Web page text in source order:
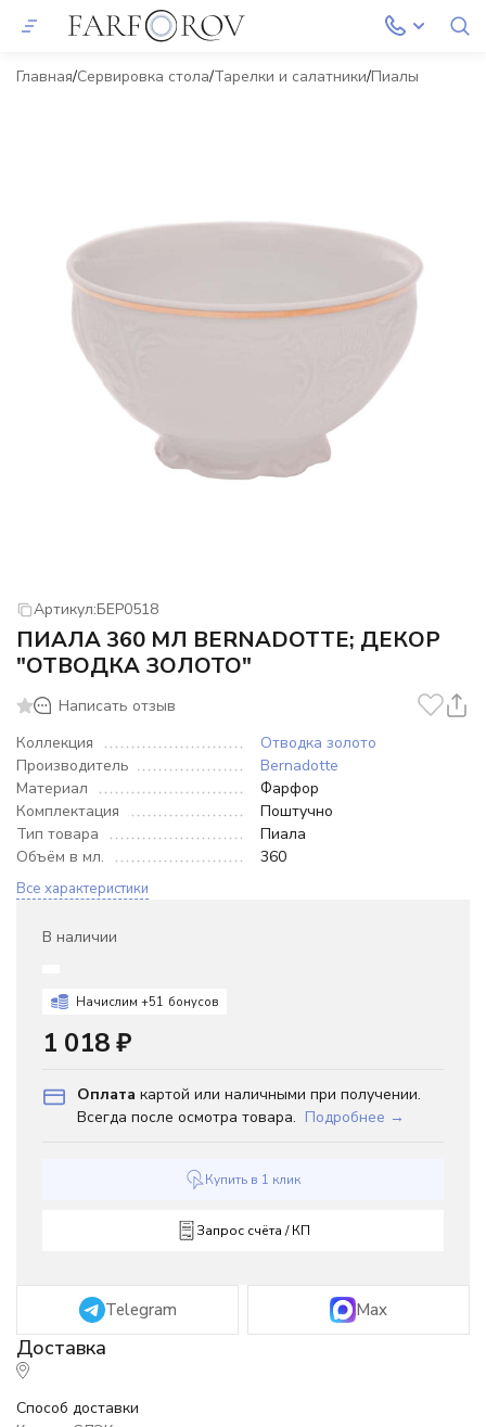
Главная Сервировка стола Тарелки и салатники Пиалы
Артикул:БЕР0518
ПИАЛА 360 МЛ BERNADOTTE; ДЕКОР
"ОТВОДКА ЗОЛОТО"
Написать отзыв
Коллекция
Отводка золото
Производитель
Bernadotte
Материал
Фарфор
Комплектация
Поштучно
Тип товара
Пиала
Объём в мл.
360
Все характеристики
В наличии
Начислим +51 бонусов
1 018₽
Оплата картой или наличными при получении.
Всегда после осмотра товара. Подробнее →
Купить в 1 клик
Запрос счёта / КП
Telegram Max
Способ доставки